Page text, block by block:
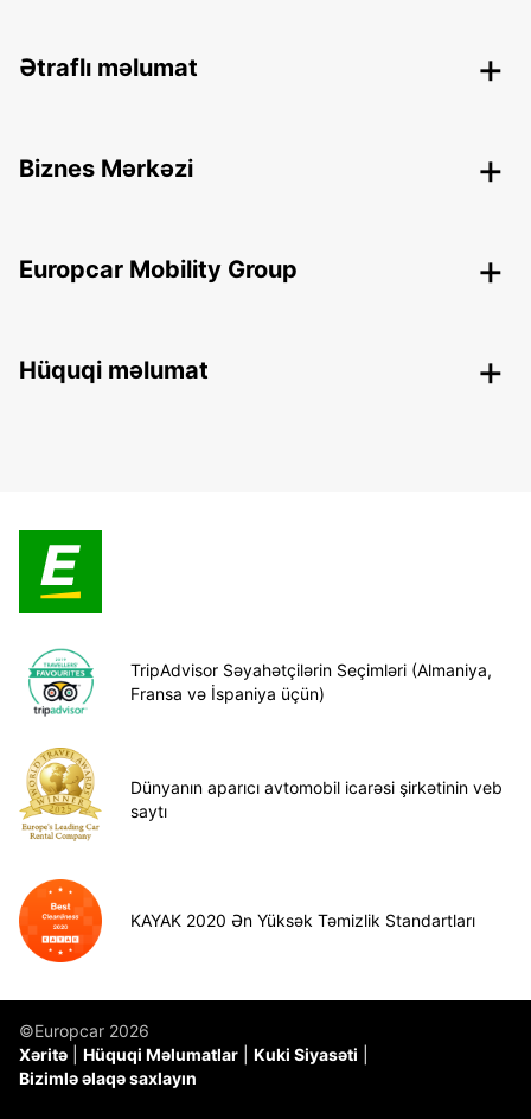
Ətraflı məlumat
Biznes Mərkəzi
Europcar Mobility Group
Hüquqi məlumat
TripAdvisor Səyahətçilərin Seçimləri (Almaniya,
Fransa və İspaniya üçün)
Dünyanın aparıcı avtomobil icarəsi şirkətinin veb
saytı
KAYAK 2020 Ən Yüksək Təmizlik Standartları
©Europcar 2026
Xəritə
Hüquqi Məlumatlar
Kuki Siyasəti
Bizimlə əlaqə saxlayın